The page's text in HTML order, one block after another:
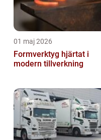
01 maj 2026
Formverktyg hjärtat i
modern tillverkning